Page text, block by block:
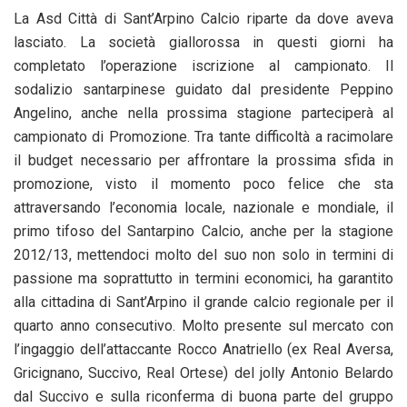
La Asd Città di Sant’Arpino Calcio riparte da dove aveva
lasciato. La società giallorossa in questi giorni ha
completato l’operazione iscrizione al campionato. Il
sodalizio santarpinese guidato dal presidente Peppino
Angelino, anche nella prossima stagione parteciperà al
campionato di Promozione. Tra tante difficoltà a racimolare
il budget necessario per affrontare la prossima sfida in
promozione, visto il momento poco felice che sta
attraversando l’economia locale, nazionale e mondiale, il
primo tifoso del Santarpino Calcio, anche per la stagione
2012/13, mettendoci molto del suo non solo in termini di
passione ma soprattutto in termini economici, ha garantito
alla cittadina di Sant’Arpino il grande calcio regionale per il
quarto anno consecutivo. Molto presente sul mercato con
l’ingaggio dell’attaccante Rocco Anatriello (ex Real Aversa,
Gricignano, Succivo, Real Ortese) del jolly Antonio Belardo
dal Succivo e sulla riconferma di buona parte del gruppo